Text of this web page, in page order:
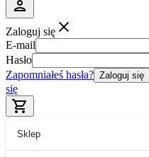
Zaloguj się
E-mail
Hasło
Zapomniałeś hasła? Zaloguj się
się
Sklep